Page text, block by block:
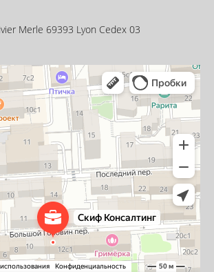
Merle 69393 Lyon Cedex 03
Москве
в Москве